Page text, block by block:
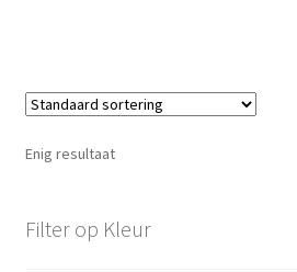
Enig resultaat
Filter op Kleur